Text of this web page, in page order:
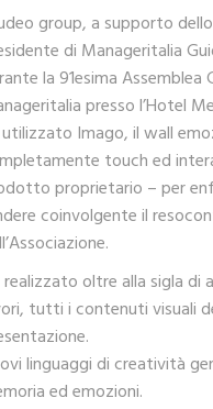
group, a supporto
di Manageritalia
la 91esima Assemblea
presso l’Hotel
Imago, il wall
touch ed
proprietario – per
coinvolgente il
realizzato oltre alla sigla di
tutti i contenuti visuali
linguaggi di creatività
ed emozioni.